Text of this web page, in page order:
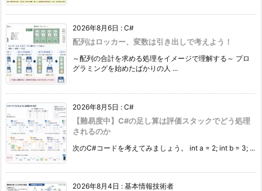
2026年8月6日 : C#
配列はロッカー、変数は引き出しで考えよう！
～配列の合計を求める処理をイメージで理解する～ プロ
グラミングを始めたばかりの人 ...
2026年8月5日 : C#
【難易度中】C#の足し算は評価スタックでどう処理
されるのか
次のC#コードを考えてみましょう。 int a = 2; int b = 3; ...
2026年8月4日 : 基本情報技術者